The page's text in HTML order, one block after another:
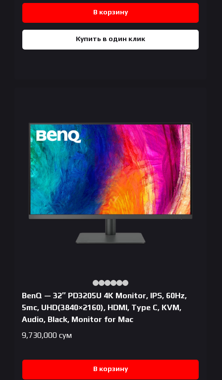
В корзину
Купить в один клик
BenQ — 32″ PD3205U 4K Monitor, IPS, 60Hz,
5mc, UHD(3840×2160), HDMI, Type C, KVM,
Audio, Black, Monitor for Mac
9,730,000 сум
В корзину